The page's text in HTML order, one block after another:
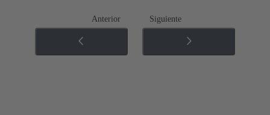
Anterior Siguiente